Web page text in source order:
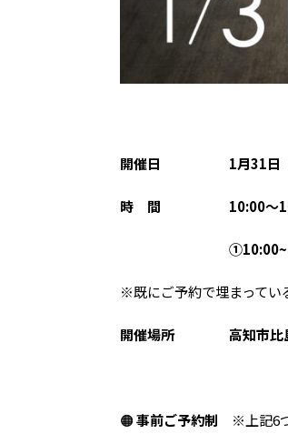
開催日 1月31日
時 間 10:00～
※既にご予約で埋まってい
開催場所 高知市
🟠事前ご予約制 ※上記6